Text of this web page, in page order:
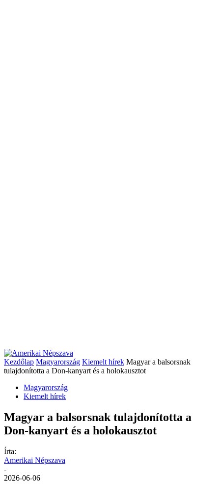
Kezdőlap Magyarország Kiemelt hírek Magyar a balsorsnak
tulajdonította a Don-kanyart és a holokausztot
Magyarország
Kiemelt hírek
Magyar a balsorsnak tulajdonította a
Don-kanyart és a holokausztot
Írta:
Amerikai Népszava
-
2026-06-06